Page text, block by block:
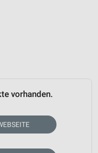
vorhanden.